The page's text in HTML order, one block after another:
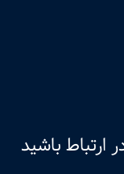
ارتباط باشید